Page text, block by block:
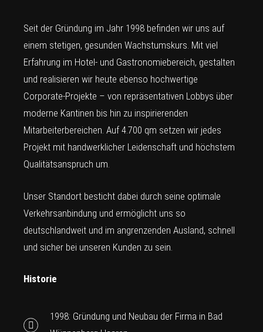
Seit der Gründung im Jahr 1998 befinden wir uns auf
einem stetigen, gesunden Wachstumskurs. Mit viel
Erfahrung im Hotel- und Gastronomiebereich, gestalten
und realisieren wir heute ebenso hochwertige
Corporate-Projekte – von repräsentativen Lobbys über
moderne Kantinen bis hin zu inspirierenden
Mitarbeiterbereichen. Auf 4.700 qm setzen wir jedes
Projekt mit handwerklicher Leidenschaft und höchstem
Qualitätsanspruch um.
Unser Standort besticht dabei durch seine optimale
Verkehrsanbindung und ermöglicht uns so
deutschlandweit und im angrenzenden Ausland, schnell
und sicher bei unseren Kunden zu sein.
Historie
1998: Gründung und Neubau der Firma in Bad